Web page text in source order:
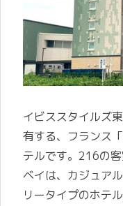
イビススタイルズ
有する、フランス
テルです。216の
ベイは、カジュア
リータイプのホテ